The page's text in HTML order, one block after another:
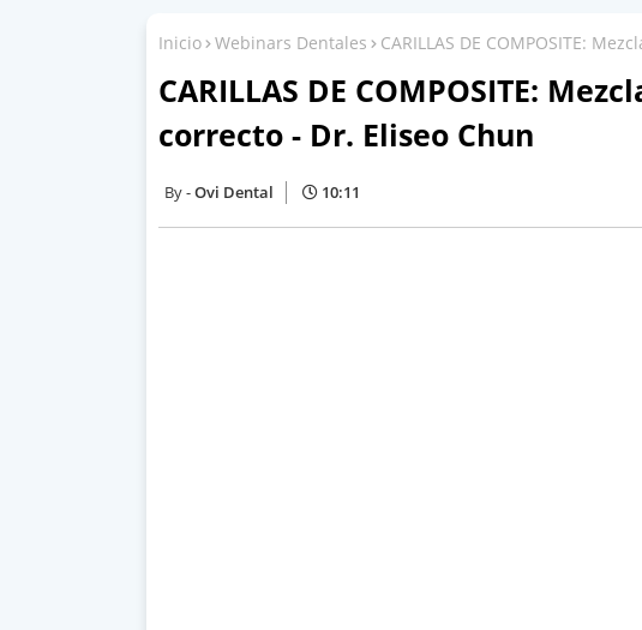
Inicio Webinars Dentales CARILLAS DE COMPOSITE:
CARILLAS DE COMPOSITE:
correcto - Dr. Eliseo Chun
Ovi Dental 10:11